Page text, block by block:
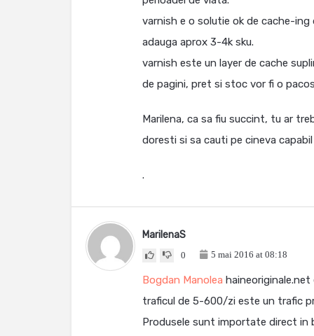
varnish e o solutie ok de cache-
adauga aprox 3-4k sku.
varnish este un layer de cache
de pagini, pret si stoc vor fi o
Marilena, ca sa fiu succint, tu ar
doresti si sa cauti pe cineva
.
MarilenaS
0 5 mai 2016 at 08:18
Bogdan Manolea
traficul de 5-600/zi este un trafic
Produsele sunt importate direct in